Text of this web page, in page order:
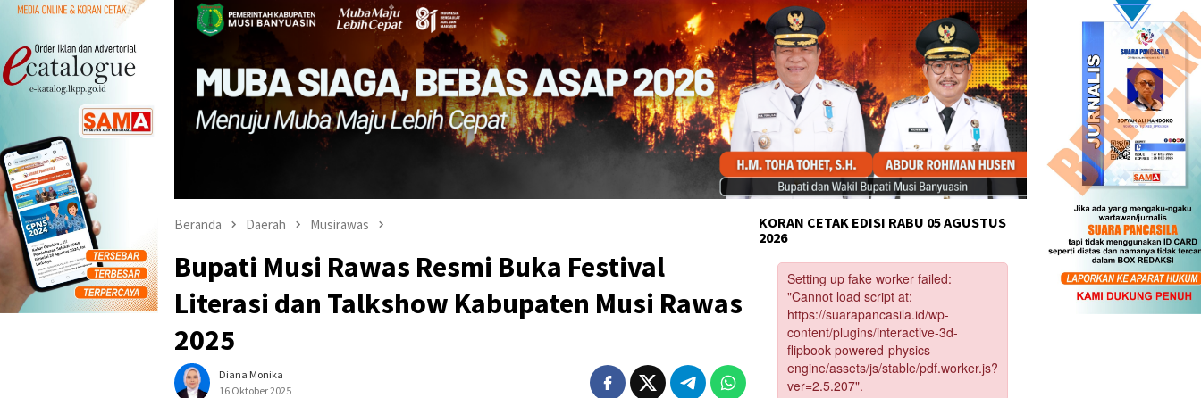
Beranda Daerah Musirawas
Bupati Musi Rawas Resmi Buka Festival
Literasi dan Talkshow Kabupaten Musi Rawas
2025
Diana Monika
16 Oktober 2025
KORAN CETAK EDISI RABU 05 AGUSTUS
2026